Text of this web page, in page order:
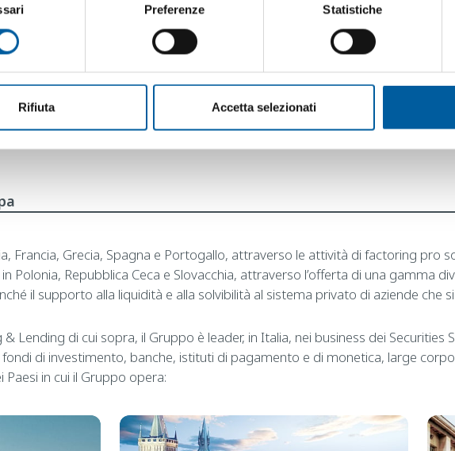
Preferenze Statistiche
Rifiuta Accetta selezionati
Tutte le
alla pagina “Careers”
VISITA LA PAGINA
Francia, Grecia, Spagna e Portogallo, attraverso le attività di factoring pro
Polonia, Repubblica Ceca e Slovacchia, attraverso l’offerta di una gamma
il supporto alla liquidità e alla solvibilità al sistema privato di aziende che
Lending di cui sopra, il Gruppo è leader, in Italia, nei business dei Securities
di investimento, banche, istituti di pagamento e di monetica, large
in cui il Gruppo opera: